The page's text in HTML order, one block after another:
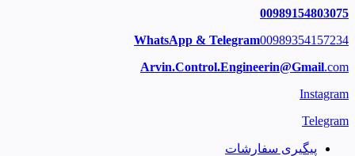
00989154803075
WhatsApp & Telegram00989354157234
Arvin.Control.Engineerin@Gmail.com
Instagram
Telegram
پیگیری سفارشات